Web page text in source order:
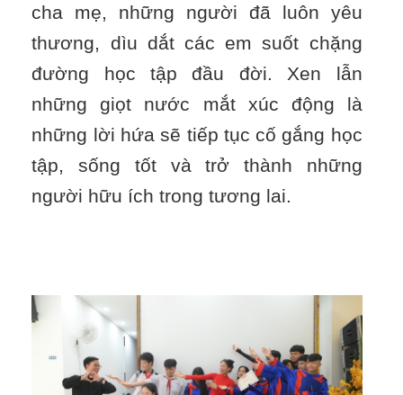
cha mẹ, những người đã luôn yêu
thương, dìu dắt các em suốt chặng
đường học tập đầu đời. Xen lẫn
những giọt nước mắt xúc động là
những lời hứa sẽ tiếp tục cố gắng học
tập, sống tốt và trở thành những
người hữu ích trong tương lai.